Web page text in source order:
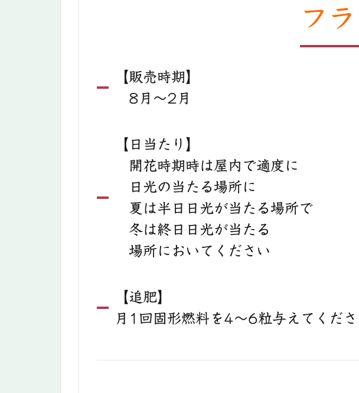
フ
【販売時期】
8月〜2月
【日当たり】
開花時期時は屋内で適度に
日光の当たる場所に
夏は半日日光が当たる場所で
冬は終日日光が当たる
場所においてください
【追肥】
月1回固形燃料を4〜6粒与えてくださ